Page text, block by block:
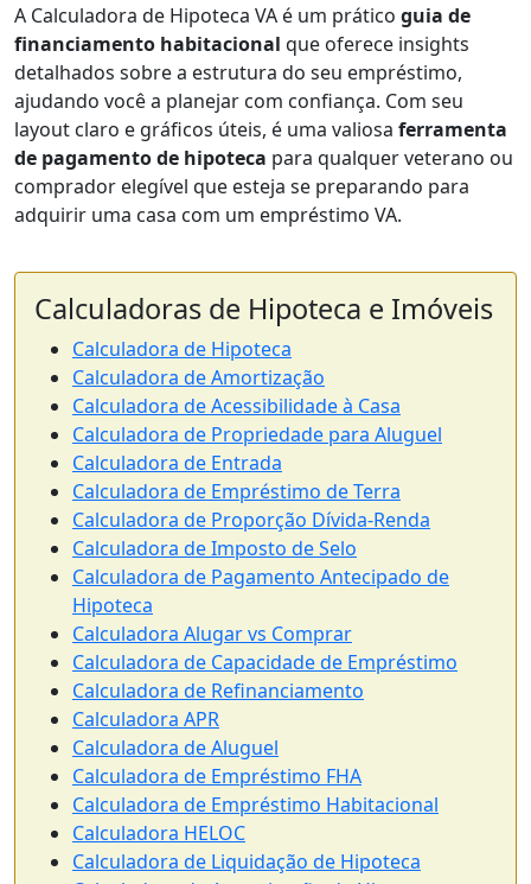
A Calculadora de Hipoteca VA é um prático guia de
financiamento habitacional que oferece insights
detalhados sobre a estrutura do seu empréstimo,
ajudando você a planejar com confiança. Com seu
layout claro e gráficos úteis, é uma valiosa ferramenta
de pagamento de hipoteca para qualquer veterano ou
comprador elegível que esteja se preparando para
adquirir uma casa com um empréstimo VA.
Calculadoras de Hipoteca e Imóveis
Calculadora de Hipoteca
Calculadora de Amortização
Calculadora de Acessibilidade à Casa
Calculadora de Propriedade para Aluguel
Calculadora de Entrada
Calculadora de Empréstimo de Terra
Calculadora de Proporção Dívida-Renda
Calculadora de Imposto de Selo
Calculadora de Pagamento Antecipado de
Hipoteca
Calculadora Alugar vs Comprar
Calculadora de Capacidade de Empréstimo
Calculadora de Refinanciamento
Calculadora APR
Calculadora de Aluguel
Calculadora de Empréstimo FHA
Calculadora de Empréstimo Habitacional
Calculadora HELOC
Calculadora de Liquidação de Hipoteca